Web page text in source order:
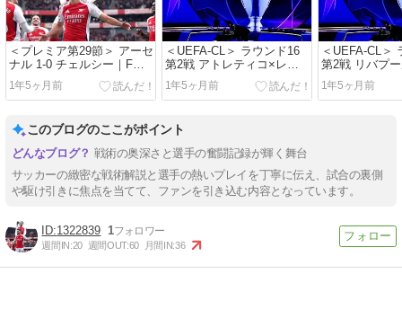
＜プレミア第29節＞ アーセ
ナル 1-0 チェルシー｜FW
メリーノ弾で守りきったア
ーセナルがリーグ戦4試合
ぶりの勝利！
1年5ヶ月前
＜UEFA-CL＞ ラウンド16
第2戦 アトレティコ×レア
ル、アーセナル×PSV、リ
ール×ドルトムント、アス
トンビラ×ブルージュの試
1年5ヶ月前
＜UEFA-CL＞
第2戦 リバプ
バルサ×ベンフ
ークーゼン×バ
インテル×フェ
1年5ヶ月前
このブログのここがポイント
戦術の奥深さと選手の奮闘記録が輝く舞台
サッカーの緻密な戦術解説と選手の熱いプレイを丁寧に伝え、試合の裏側
や駆け引きに焦点を当てて、ファンを引き込む内容となっています。
1322839 1
週間IN:20 週間OUT:60 月間IN:36